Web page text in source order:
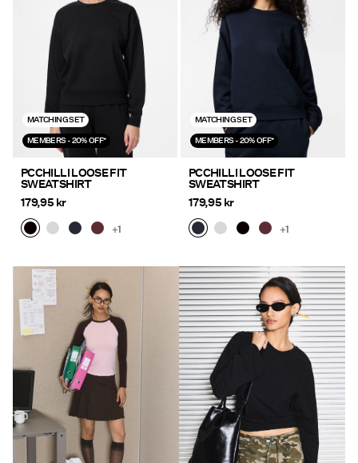
MATCHING SET
MEMBERS - 20% OFF*
PCCHILLI LOOSE FIT
SWEATSHIRT
179,95 kr
+1
https://www.pieces.com/da-
dk/toej/toppe/
https://www.pieces.com/da-
dk/toej/toppe/
MATCHING SET
MEMBERS - 20% OFF*
PCCHILLI LOOSE FIT
SWEATSHIRT
179,95 kr
+1